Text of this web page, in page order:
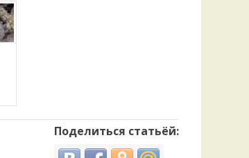
Поделиться статьёй: